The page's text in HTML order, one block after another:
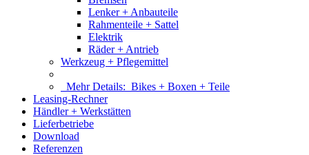
Lenker + Anbauteile
Rahmenteile + Sattel
Elektrik
Räder + Antrieb
Werkzeug + Pflegemittel
Mehr Details: Bikes + Boxen + Teile
Leasing-Rechner
Händler + Werkstätten
Lieferbetriebe
Download
Referenzen